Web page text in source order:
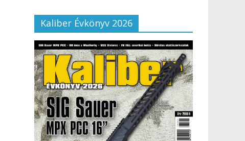
Kaliber Évkönyv 2026